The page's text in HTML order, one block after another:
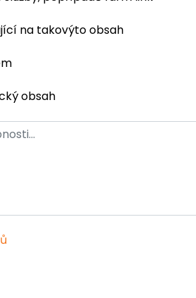
na takovýto obsah
obsah